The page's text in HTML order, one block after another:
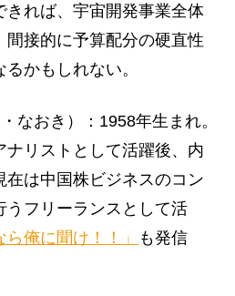
きれば、宇宙開発事業全体
間接的に予算配分の硬直性
かもしれない。
なおき）：1958年生まれ。
ナリストとして活躍後、内
在は中国株ビジネスのコン
うフリーランスとして活
俺に聞け！！」
も発信